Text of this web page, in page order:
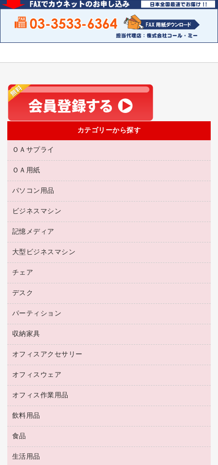
カテゴリーから探す
ＯＡサプライ
互換インクカートリッジ
リサイクルトナー（プール方式）
リサイクルインクカートリッジ
プリンタ用リボン
トナーカートリッジ
コピートナー
インクカートリッジ
ＯＡ用紙
名刺用紙
ワープロ用紙
ラベル用紙
プロッター用紙
ハガキ用紙
その他コピー用紙・プリンタ用紙
コピー用紙
インクジェットプリンタ用紙
パソコン用品
パソコン周辺機器
マウスパッド
マウス
パソコンバッグ／収納用品
ネットワーク／ＬＡＮ機器
ネットワーク／ＬＡＮアクセサリー
セキュリティ用品
スマートフォン／モバイル周辺機器
ＵＳＢハブ／ＵＳＢアクセサリー
ＯＡフィルター
ＯＡクリーナー／エアダスター
ＨＤＤ／ＳＳＤ
ディスプレイモニター
ビジネスマシン
電話機
レーザープリンタ／複合機
メモリーカード
プロジェクタ
ファクシミリ
デジタルカメラ
スキャナー
コピー機
インクジェットプリンタ／複合機
記憶メディア
ブルーレイディスク
ＣＤ－ＲＷ
ＣＤ－Ｒ
メディア収納用品
大型ビジネスマシン
プリンタ
チェア
応接イス・ベンチ
オフィスチェア
デスク
ミーティングテーブル
デスク
カウンター
パーティション
ホワイトボード・黒板
収納家具
保管庫・書庫
ロッカー・下駄箱
その他収納
オフィスアクセサリー
オフィスアクセサリー
オフィスウェア
医療・介護・ワーキングウェア
ブラウス・シャツ
アウター
オフィス作業用品
養生用品
防災用備蓄食品・飲料
台車・脚立
飲料用品
緑茶飲料
茶葉・インスタント
食品
食品
生活用品